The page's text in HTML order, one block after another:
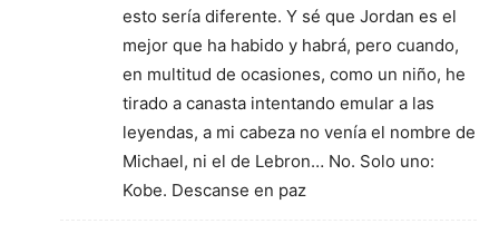
esto sería diferente. Y sé que Jordan es el
mejor que ha habido y habrá, pero cuando,
en multitud de ocasiones, como un niño, he
tirado a canasta intentando emular a las
leyendas, a mi cabeza no venía el nombre de
Michael, ni el de Lebron… No. Solo uno:
Kobe. Descanse en paz